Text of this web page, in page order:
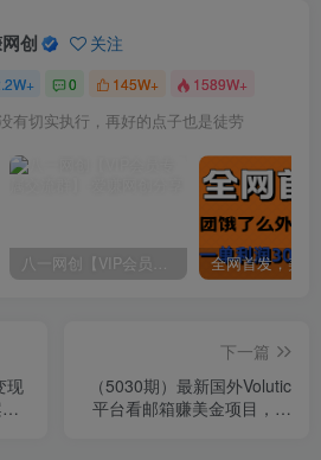
创 关注
0 145W+ 1589W+
有切实执行，再好的点子也是徒劳
八一网创【VIP会员专属交流群】
现
下一篇
（5030期）最新国外Volutic
平台看邮箱赚美金项目，每